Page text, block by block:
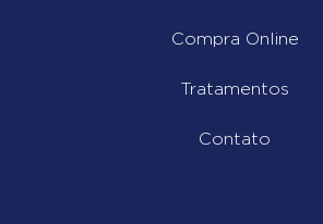
Compra Online
Tratamentos
Contato